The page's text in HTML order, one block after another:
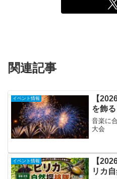
関連記事
イベント情報
【
を飾
音楽に
大会
イベント情報
【
リカ